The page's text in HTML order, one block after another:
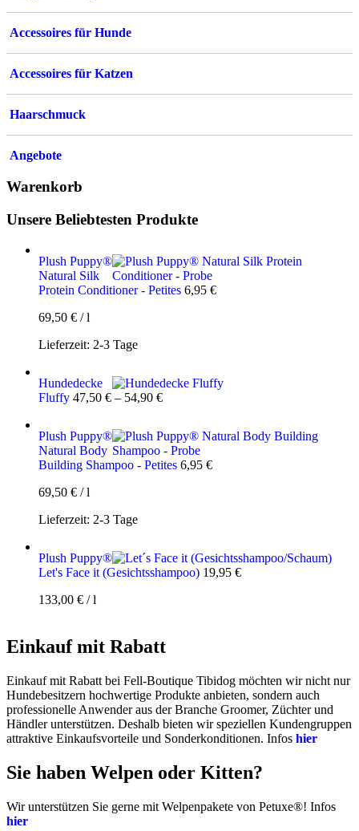
Accessoires für Hunde
Accessoires für Katzen
Haarschmuck
Angebote
Warenkorb
Unsere Beliebtesten Produkte
Plush Puppy®
Natural Silk
Protein Conditioner - Petites 6,95 €
69,50 € /l
Lieferzeit: 2-3 Tage
Hundedecke
Fluffy 47,50 € – 54,90 €
Plush Puppy®
Natural Body
Building Shampoo - Petites 6,95 €
69,50 € /l
Lieferzeit: 2-3 Tage
Plush Puppy®
Let's Face it (Gesichtsshampoo) 19,95 €
133,00 € /l
Einkauf mit Rabatt
Einkauf mit Rabatt bei Fell-Boutique Tibidog möchten wir nicht nur
Hundebesitzern hochwertige Produkte anbieten, sondern auch
professionelle Anwender aus der Branche Groomer, Züchter und
Händler unterstützen. Deshalb bieten wir speziellen Kundengruppen
attraktive Einkaufsvorteile und Sonderkonditionen. Infos hier
Sie haben Welpen oder Kitten?
Wir unterstützen Sie gerne mit Welpenpakete von Petuxe®! Infos
hier